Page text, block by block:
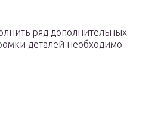
ряд дополнительных
деталей необходимо